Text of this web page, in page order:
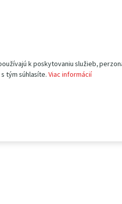
k poskytovaniu služieb,
tým súhlasíte. Viac informácií